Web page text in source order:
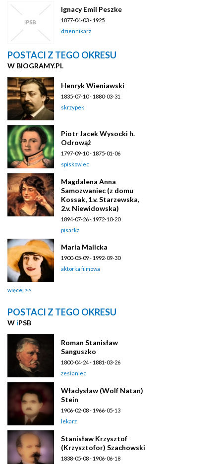
Ignacy Emil Peszke
1877-04-03 - 1925
dziennikarz
POSTACI Z TEGO OKRESU
W BIOGRAMY.PL
Henryk Wieniawski
1835-07-10 - 1880-03-31
skrzypek
Piotr Jacek Wysocki h.
Odrowąż
1797-09-10 - 1875-01-06
spiskowiec
Magdalena Anna
Samozwaniec (z domu
Kossak, 1.v. Starzewska,
2.v. Niewidowska)
1894-07-26 - 1972-10-20
pisarka
Maria Malicka
1900-05-09 - 1992-09-30
aktorka filmowa
więcej
POSTACI Z TEGO OKRESU
W iPSB
Roman Stanisław
Sanguszko
1800-04-24 - 1881-03-26
zesłaniec
Władysław (Wolf Natan)
Stein
1906-02-08 - 1966-05-13
lekarz
Stanisław Krzysztof
(Krzysztofor) Szachowski
1838-05-08 - 1906-06-18